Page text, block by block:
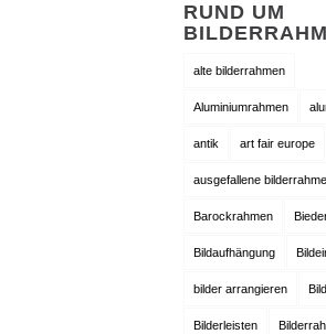
RUND UM
alte bilderrahmen
Aluminiumrahmen
antik art fair europe
ausgefallene
Barockrahmen
Bildaufhängung
bilder arrangieren
Bilderleisten